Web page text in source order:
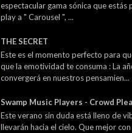
espectacular gama sónica que estás
play a " Carousel ", ...
THE SECRET
Este es el momento perfecto para
que la emotividad te consuma : La
convergerá en nuestros pensamien...
Swamp Music Players - Crowd
Este verano sin duda está lleno de
llevarán hacia el cielo. Que mejor